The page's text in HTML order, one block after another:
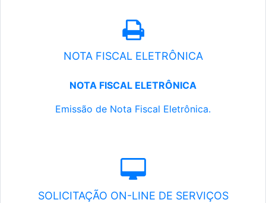
NOTA FISCAL ELETRÔNICA
NOTA FISCAL ELETRÔNICA
Emissão de Nota Fiscal Eletrônica.
SOLICITAÇÃO ON-LINE DE SERVIÇOS